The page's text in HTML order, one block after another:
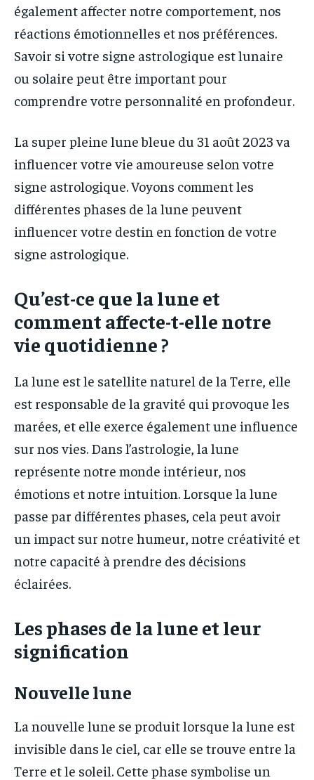
également affecter notre comportement, nos
réactions émotionnelles et nos préférences.
Savoir si votre signe astrologique est lunaire
ou solaire peut être important pour
comprendre votre personnalité en profondeur.
La super pleine lune bleue du 31 août 2023 va
influencer votre vie amoureuse selon votre
signe astrologique. Voyons comment les
différentes phases de la lune peuvent
influencer votre destin en fonction de votre
signe astrologique.
Qu’est-ce que la lune et
comment affecte-t-elle notre
vie quotidienne ?
La lune est le satellite naturel de la Terre, elle
est responsable de la gravité qui provoque les
marées, et elle exerce également une influence
sur nos vies. Dans l’astrologie, la lune
représente notre monde intérieur, nos
émotions et notre intuition. Lorsque la lune
passe par différentes phases, cela peut avoir
un impact sur notre humeur, notre créativité et
notre capacité à prendre des décisions
éclairées.
Les phases de la lune et leur
signification
Nouvelle lune
La nouvelle lune se produit lorsque la lune est
invisible dans le ciel, car elle se trouve entre la
Terre et le soleil. Cette phase symbolise un